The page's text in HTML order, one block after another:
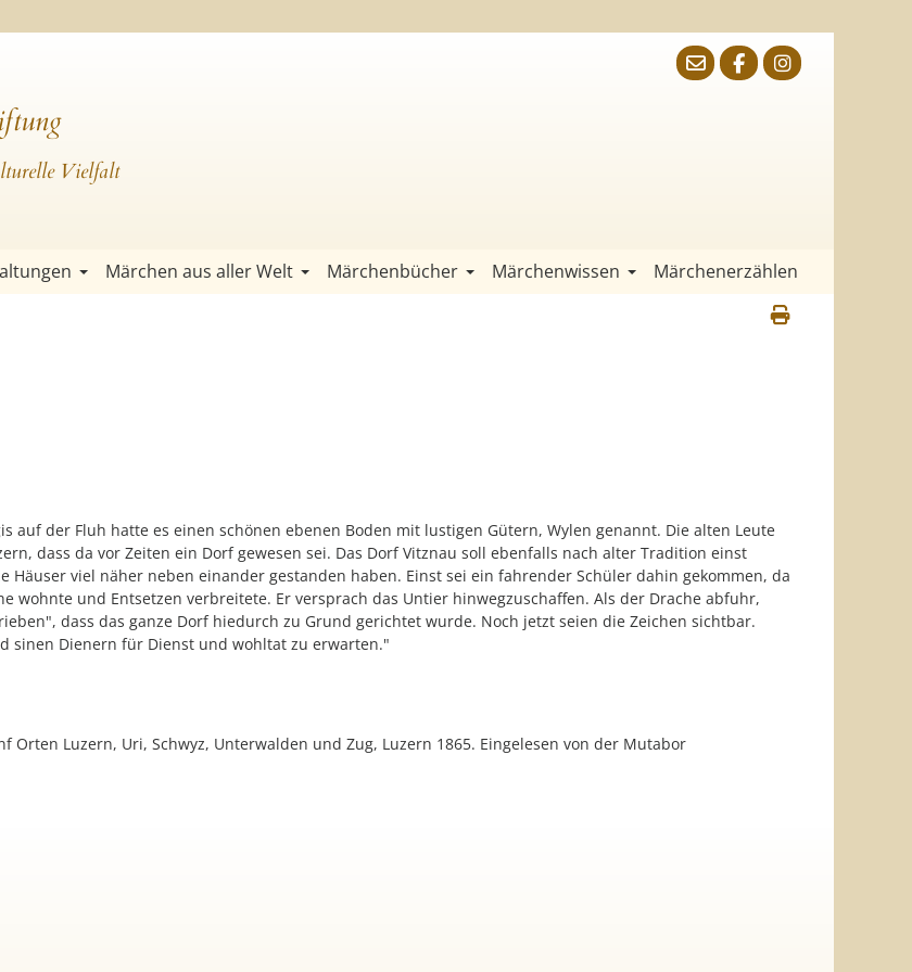
Vielfalt
Märchen aus aller Welt Märchenbücher Märchenwissen Märchenerzählen
auf der Fluh hatte es einen schönen ebenen Boden mit lustigen Gütern, Wylen genannt. Die alten Leute
dass da vor Zeiten ein Dorf gewesen sei. Das Dorf Vitznau soll ebenfalls nach alter Tradition einst
Häuser viel näher neben einander gestanden haben. Einst sei ein fahrender Schüler dahin gekommen, da
wohnte und Entsetzen verbreitete. Er versprach das Untier hinwegzuschaffen. Als der Drache abfuhr,
dass das ganze Dorf hiedurch zu Grund gerichtet wurde. Noch jetzt seien die Zeichen sichtbar.
sinen Dienern für Dienst und wohltat zu erwarten."
Orten Luzern, Uri, Schwyz, Unterwalden und Zug, Luzern 1865. Eingelesen von der Mutabor